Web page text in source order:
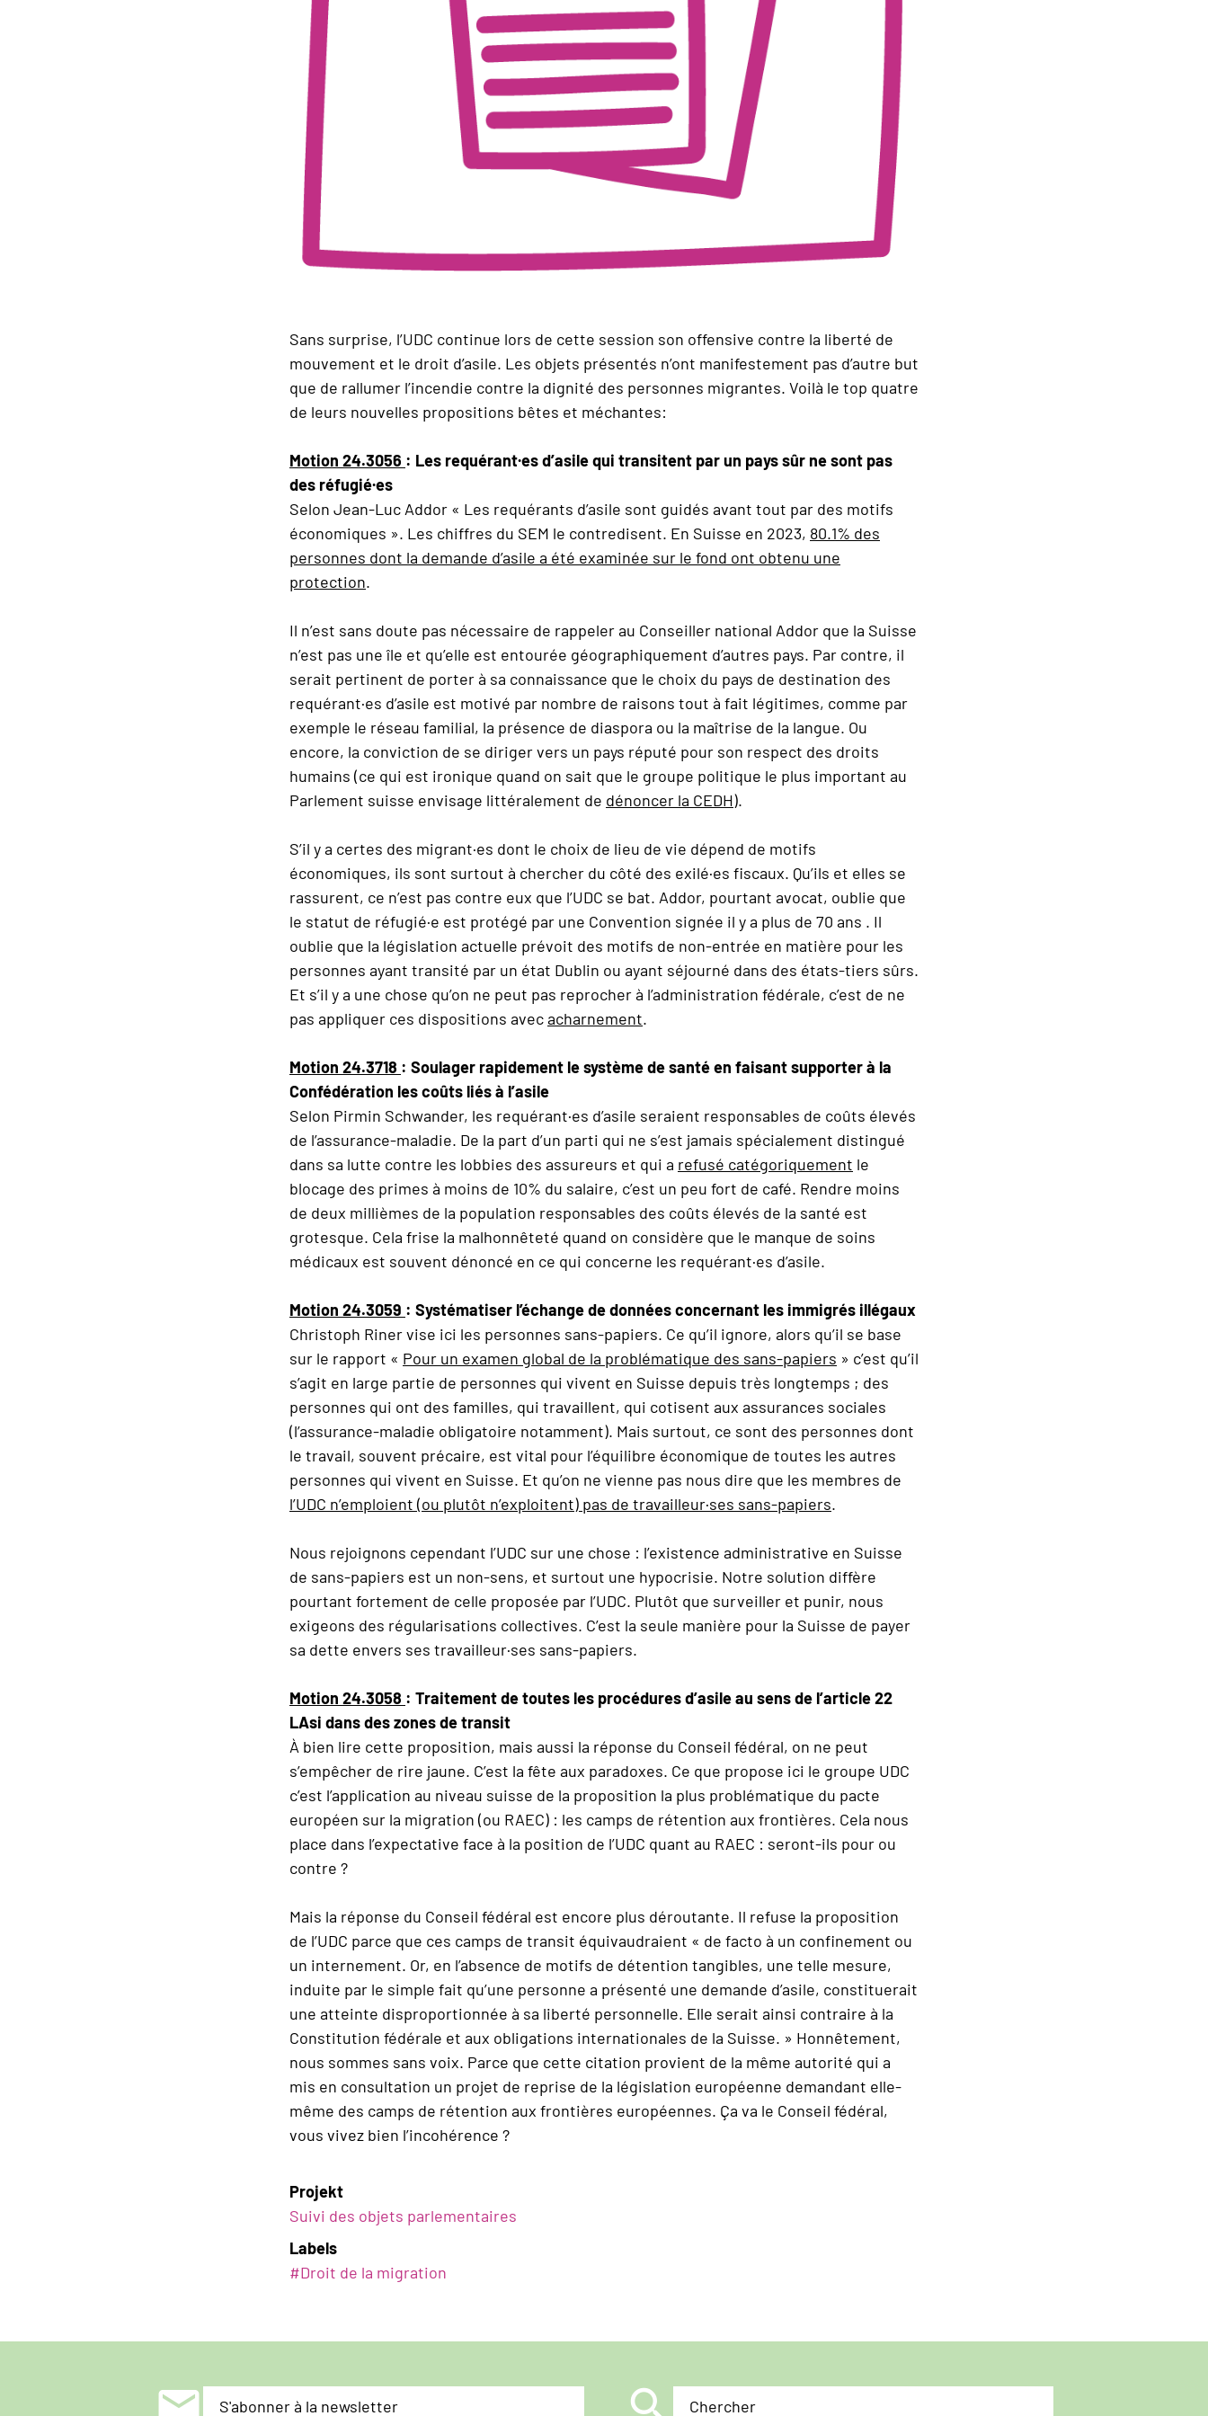
Sans surprise, l’UDC continue lors de cette session son offensive contre la liberté de
mouvement et le droit d’asile. Les objets présentés n’ont manifestement pas d’autre but
que de rallumer l’incendie contre la dignité des personnes migrantes. Voilà le top quatre
de leurs nouvelles propositions bêtes et méchantes:
Motion 24.3056 : Les requérant·es d’asile qui transitent par un pays sûr ne sont pas
des réfugié·es
Selon Jean-Luc Addor « Les requérants d’asile sont guidés avant tout par des motifs
économiques ». Les chiffres du SEM le contredisent. En Suisse en 2023, 80.1% des
personnes dont la demande d’asile a été examinée sur le fond ont obtenu une
protection.
Il n’est sans doute pas nécessaire de rappeler au Conseiller national Addor que la Suisse
n’est pas une île et qu’elle est entourée géographiquement d’autres pays. Par contre, il
serait pertinent de porter à sa connaissance que le choix du pays de destination des
requérant·es d’asile est motivé par nombre de raisons tout à fait légitimes, comme par
exemple le réseau familial, la présence de diaspora ou la maîtrise de la langue. Ou
encore, la conviction de se diriger vers un pays réputé pour son respect des droits
humains (ce qui est ironique quand on sait que le groupe politique le plus important au
Parlement suisse envisage littéralement de dénoncer la CEDH).
S’il y a certes des migrant·es dont le choix de lieu de vie dépend de motifs
économiques, ils sont surtout à chercher du côté des exilé·es fiscaux. Qu’ils et elles se
rassurent, ce n’est pas contre eux que l’UDC se bat. Addor, pourtant avocat, oublie que
le statut de réfugié·e est protégé par une Convention signée il y a plus de 70 ans . Il
oublie que la législation actuelle prévoit des motifs de non-entrée en matière pour les
personnes ayant transité par un état Dublin ou ayant séjourné dans des états-tiers sûrs.
Et s’il y a une chose qu’on ne peut pas reprocher à l’administration fédérale, c’est de ne
pas appliquer ces dispositions avecacharnement.
Motion 24.3718 : Soulager rapidement le système de santé en faisant supporter à la
Confédération les coûts liés à l’asile
Selon Pirmin Schwander, les requérant·es d’asile seraient responsables de coûts élevés
de l’assurance-maladie. De la part d’un parti qui ne s’est jamais spécialement distingué
dans sa lutte contre les lobbies des assureurs et qui a refusé catégoriquement le
blocage des primes à moins de 10% du salaire, c’est un peu fort de café. Rendre moins
de deux millièmes de la population responsables des coûts élevés de la santé est
grotesque. Cela frise la malhonnêteté quand on considère que le manque de soins
médicaux est souvent dénoncé en ce qui concerne les requérant·es d’asile.
Motion 24.3059 : Systématiser l’échange de données concernant les immigrés illégaux
Christoph Riner vise ici les personnes sans-papiers. Ce qu’il ignore, alors qu’il se base
sur le rapport « Pour un examen global de la problématique des sans-papiers » c’est qu’il
s’agit en large partie de personnes qui vivent en Suisse depuis très longtemps ; des
personnes qui ont des familles, qui travaillent, qui cotisent aux assurances sociales
(l’assurance-maladie obligatoire notamment). Mais surtout, ce sont des personnes dont
le travail, souvent précaire, est vital pour l’équilibre économique de toutes les autres
personnes qui vivent en Suisse. Et qu’on ne vienne pas nous dire que les membres de
l’UDC n’emploient (ou plutôt n’exploitent) pas de travailleur·ses sans-papiers.
Nous rejoignons cependant l’UDC sur une chose : l’existence administrative en Suisse
de sans-papiers est un non-sens, et surtout une hypocrisie. Notre solution diffère
pourtant fortement de celle proposée par l’UDC. Plutôt que surveiller et punir, nous
exigeons des régularisations collectives. C’est la seule manière pour la Suisse de payer
sa dette envers ses travailleur·ses sans-papiers.
Motion 24.3058 : Traitement de toutes les procédures d’asile au sens de l’article 22
LAsi dans des zones de transit
À bien lire cette proposition, mais aussi la réponse du Conseil fédéral, on ne peut
s’empêcher de rire jaune. C’est la fête aux paradoxes. Ce que propose ici le groupe UDC
c’est l’application au niveau suisse de la proposition la plus problématique du pacte
européen sur la migration (ou RAEC) : les camps de rétention aux frontières. Cela nous
place dans l’expectative face à la position de l’UDC quant au RAEC : seront-ils pour ou
contre ?
Mais la réponse du Conseil fédéral est encore plus déroutante. Il refuse la proposition
de l’UDC parce que ces camps de transit équivaudraient « de facto à un confinement ou
un internement. Or, en l’absence de motifs de détention tangibles, une telle mesure,
induite par le simple fait qu’une personne a présenté une demande d’asile, constituerait
une atteinte disproportionnée à sa liberté personnelle. Elle serait ainsi contraire à la
Constitution fédérale et aux obligations internationales de la Suisse. » Honnêtement,
nous sommes sans voix. Parce que cette citation provient de la même autorité qui a
mis en consultation un projet de reprise de la législation européenne demandant elle-
même des camps de rétention aux frontières européennes. Ça va le Conseil fédéral,
vous vivez bien l’incohérence ?
Projekt
Suivi des objets parlementaires
Labels
#Droit de la migration
mail S'abonner à la newsletter search Chercher